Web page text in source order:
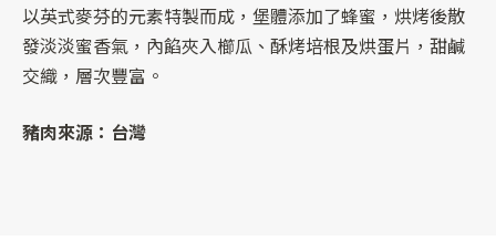
以英式麥芬的元素特製而成，堡體添加了蜂蜜，烘烤後散
發淡淡蜜香氣，內餡夾入櫛瓜、酥烤培根及烘蛋片，甜鹹
交織，層次豐富。
豬肉來源：台灣